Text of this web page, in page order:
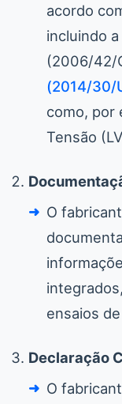
acordo
incluindo
(2006/42/
(2014/30/
como, por
Tensão
O
ensaios
Declaração
O